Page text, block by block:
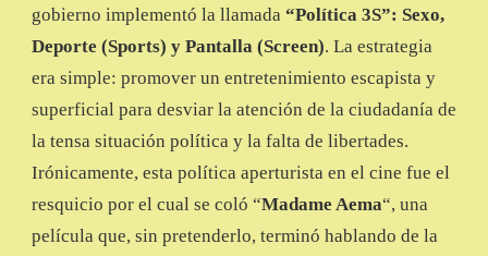
gobierno implementó la llamada “Política 3S”: Sexo,
Deporte (Sports) y Pantalla (Screen). La estrategia
era simple: promover un entretenimiento escapista y
superficial para desviar la atención de la ciudadanía de
la tensa situación política y la falta de libertades.
Irónicamente, esta política aperturista en el cine fue el
resquicio por el cual se coló “Madame Aema“, una
película que, sin pretenderlo, terminó hablando de la